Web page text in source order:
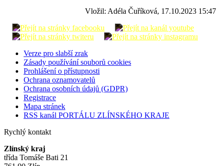
Vložil: Adéla Čuříková, 17.10.2023 15:47
Verze pro slabší zrak
Zásady používání souborů cookies
Prohlášení o přístupnosti
Ochrana oznamovatelů
Ochrana osobních údajů (GDPR)
Registrace
Mapa stránek
RSS kanál PORTÁLU ZLÍNSKÉHO KRAJE
Rychlý kontakt
Zlínský kraj
třída Tomáše Bati 21